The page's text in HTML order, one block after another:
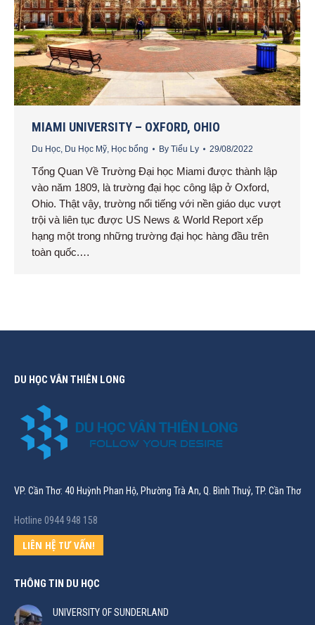
MIAMI UNIVERSITY – OXFORD, OHIO
Du Học, Du Học Mỹ, Học bổng By Tiểu Ly 29/08/2022
Tổng Quan Về Trường Đại học Miami được thành lập
vào năm 1809, là trường đại học công lập ở Oxford,
Ohio. Thật vậy, trường nổi tiếng với nền giáo dục vượt
trội và liên tục được US News & World Report xếp
hạng một trong những trường đại học hàng đầu trên
toàn quốc.…
DU HỌC VÂN THIÊN LONG
VP. Cần Thơ: 40 Huỳnh Phan Hộ, Phường Trà An, Q. Bình Thuỷ, TP. Cần Thơ
Hotline 0944 948 158
LIÊN HỆ TƯ VẤN!
THÔNG TIN DU HỌC
UNIVERSITY OF SUNDERLAND